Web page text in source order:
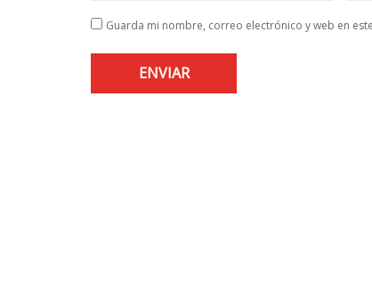
Guarda mi nombre, correo electrónico y web en